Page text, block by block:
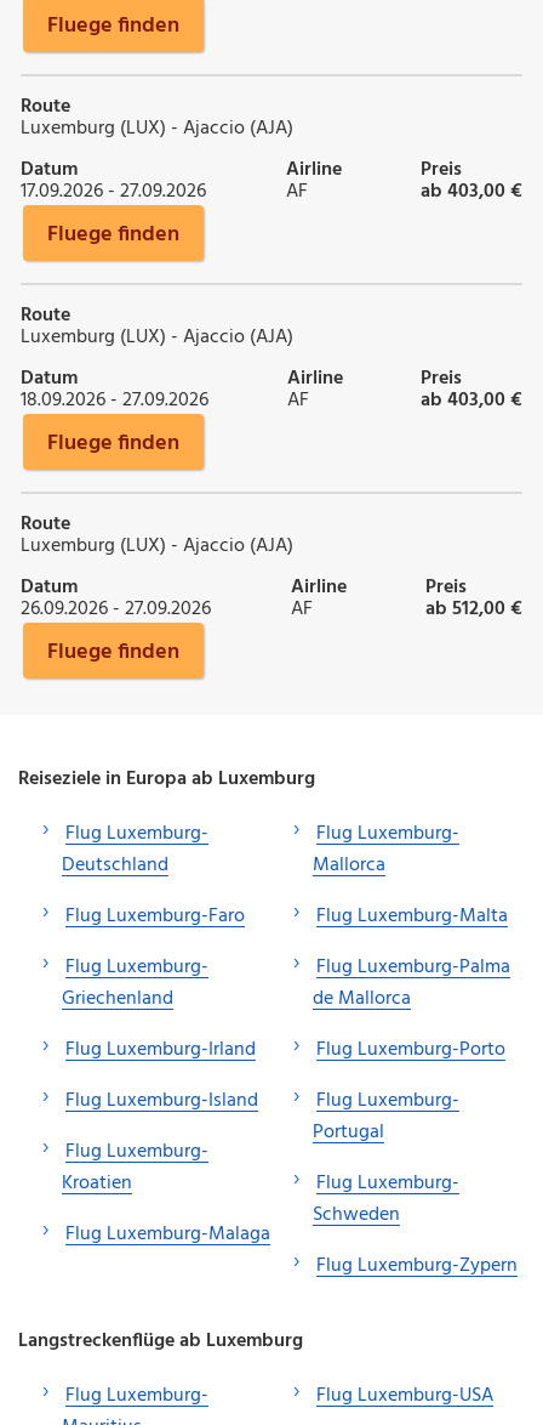
Fluege finden
Route
Luxemburg (LUX) - Ajaccio (AJA)
Datum
17.09.2026 - 27.09.2026
Airline
AF
Preis
ab 403,00 €
Fluege finden
Route
Luxemburg (LUX) - Ajaccio (AJA)
Datum
18.09.2026 - 27.09.2026
Airline
AF
Preis
ab 403,00 €
Fluege finden
Route
Luxemburg (LUX) - Ajaccio (AJA)
Datum
26.09.2026 - 27.09.2026
Airline
AF
Preis
ab 512,00 €
Fluege finden
Reiseziele in Europa ab Luxemburg
Flug Luxemburg-
Deutschland
Flug Luxemburg-Faro
Flug Luxemburg-
Griechenland
Flug Luxemburg-Irland
Flug Luxemburg-Island
Flug Luxemburg-
Kroatien
Flug Luxemburg-Malaga
Flug Luxemburg-
Mallorca
Flug Luxemburg-Malta
Flug Luxemburg-Palma
de Mallorca
Flug Luxemburg-Porto
Flug Luxemburg-
Portugal
Flug Luxemburg-
Schweden
Flug Luxemburg-Zypern
Langstreckenflüge ab Luxemburg
Flug Luxemburg-
Flug Luxemburg-USA